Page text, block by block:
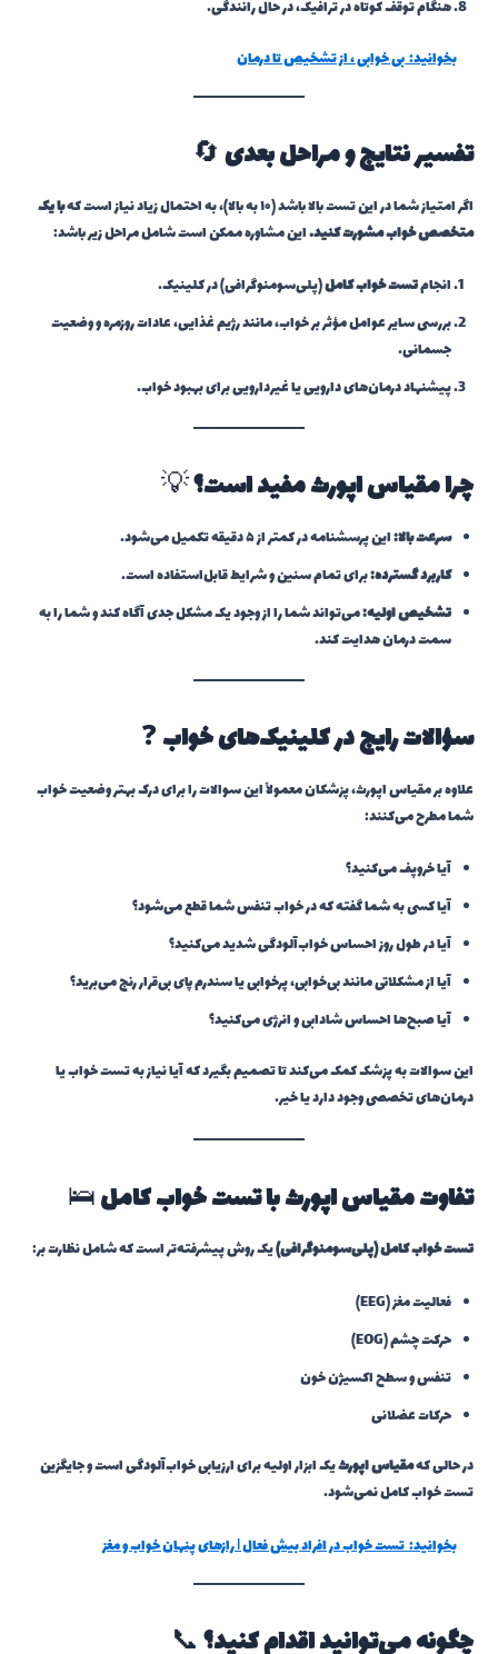
هنگام توقف کوتاه در ترافیک، در حال رانندگی.
بخوانید:بی خوابی ، از تشخیص تا درمان
تفسیر نتایج و مراحل بعدی🔄
اگر امتیاز شما در این تست بالا باشد (۱۰ به بالا)، به احتمال زیاد نیاز است که
با یک
متخصص خواب مشورت کنید.این مشاوره ممکن است شامل مراحل زیر باشد:
انجامتست خواب کامل(پلی‌سومنوگرافی) در کلینیک.
بررسی سایر عوامل مؤثر بر خواب، مانند رژیم غذایی، عادات روزمره و وضعیت
جسمانی.
پیشنهاد درمان‌های دارویی یا غیردارویی برای بهبود خواب.
چرا مقیاس اپورث مفید است؟💡
سرعت بالا:این پرسشنامه در کمتر از ۵ دقیقه تکمیل می‌شود.
کاربرد گسترده:برای تمام سنین و شرایط قابل‌استفاده است.
تشخیص اولیه:می‌تواند شما را از وجود یک مشکل جدی آگاه کند و شما را به
سمت درمان هدایت کند.
سؤالات رایج در کلینیک‌های خواب❓
علاوه بر مقیاس اپورث، پزشکان معمولاً این سوالات را برای درک بهتر وضعیت خواب
شما مطرح می‌کنند:
آیا خروپف می‌کنید؟
آیا کسی به شما گفته که در خواب تنفس شما قطع می‌شود؟
آیا در طول روز احساس خواب‌آلودگی شدید می‌کنید؟
آیا از مشکلاتی مانند بی‌خوابی، پرخوابی یا سندرم پای بی‌قرار رنج می‌برید؟
آیا صبح‌ها احساس شادابی و انرژی می‌کنید؟
این سوالات به پزشک کمک می‌کند تا تصمیم بگیرد که آیا نیاز به تست خواب یا
درمان‌های تخصصی وجود دارد یا خیر.
تفاوت مقیاس اپورث با تست خواب کامل🛌
تست خواب کامل (پلی‌سومنوگرافی)یک روش پیشرفته‌تر است که شامل نظارت بر:
فعالیت مغز (EEG)
حرکت چشم (EOG)
تنفس و سطح اکسیژن خون
حرکات عضلانی
در حالی کهمقیاس اپورثیک ابزار اولیه برای ارزیابی خواب‌آلودگی است و جایگزین
تست خواب کامل نمی‌شود.
بخوانید:تست خواب در افراد بیش فعال | رازهای پنهان خواب و مغز
چگونه می‌توانید اقدام کنید؟📞